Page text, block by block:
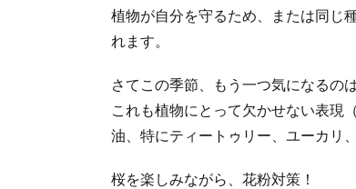
植物が自分を守るため、または同じ
れます。
さてこの季節、もう一つ気になるの
これも植物にとって欠かせない表現
油、特にティートゥリー、ユーカリ
桜を楽しみながら、花粉対策！